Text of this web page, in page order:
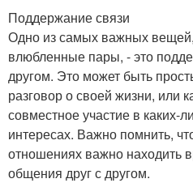
Поддержание связи
Одно из самых важных
влюбленные пары, - это
другом. Это может быть
разговор о своей жизни, или
совместное участие в каких-
интересах. Важно помнить,
отношениях важно находить
общения друг с другом.